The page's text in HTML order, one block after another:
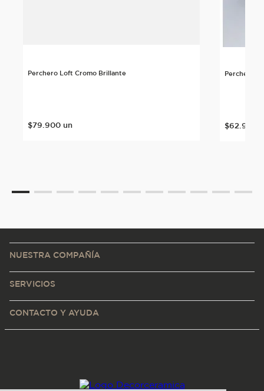
Perchero Loft Cromo Brillante
$79.900 un
Perchero
$62.900
NUESTRA COMPAÑÍA
SERVICIOS
CONTACTO Y AYUDA